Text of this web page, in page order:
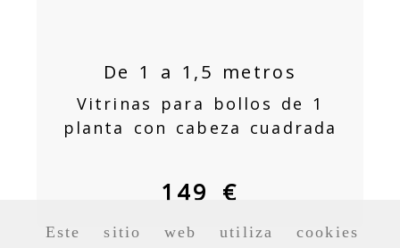
Este sitio web utiliza cookies
De 1 a 1,5 metros
Vitrinas para bollos de 1
planta con cabeza cuadrada
149 €